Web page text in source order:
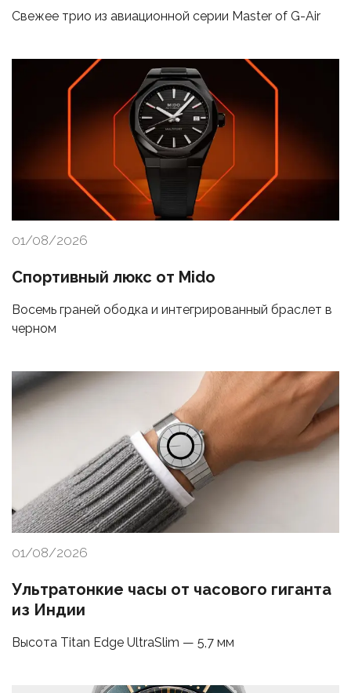
Свежее трио из авиационной серии Master of G-Air
01/08/2026
Спортивный люкс от Mido
Восемь граней ободка и интегрированный браслет в
черном
01/08/2026
Ультратонкие часы от часового гиганта
из Индии
Высота Titan Edge UltraSlim — 5,7 мм